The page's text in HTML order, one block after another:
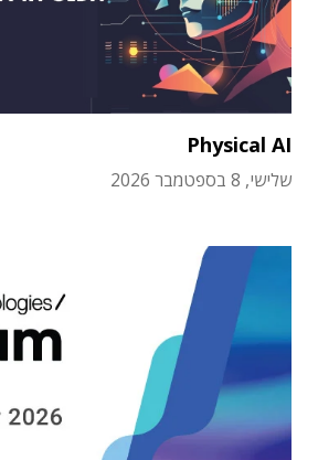
Physical AI
שלישי, 8 בספטמבר 2026